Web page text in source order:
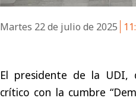
Martes 22 de julio de 2025
El presidente de la UDI,
crítico con la cumbre